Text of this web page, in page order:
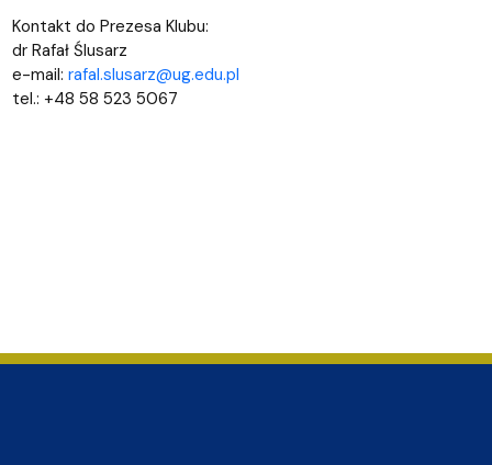
Kontakt do Prezesa Klubu:
dr Rafał Ślusarz
e-mail: rafal.slusarz@ug.edu.pl
tel.: +48 58 523 5067